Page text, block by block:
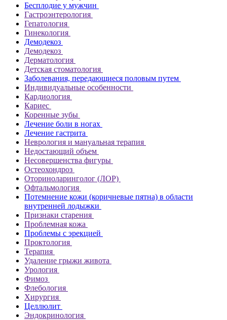
Бесплодие у мужчин
Гастроэнтерология
Гепатология
Гинекология
Демодекоз
Демодекоз
Дерматология
Детская стоматология
Заболевания, передающиеся половым путем
Индивидуальные особенности
Кардиология
Кариес
Коренные зубы
Лечение боли в ногах
Лечение гастрита
Неврология и мануальная терапия
Недостающий объем
Несовершенства фигуры
Остеохондроз
Оториноларинголог (ЛОР)
Офтальмология
Потемнение кожи (коричневые пятна) в области
внутренней лодыжки
Признаки старения
Проблемная кожа
Проблемы с эрекцией
Проктология
Терапия
Удаление грыжи живота
Урология
Фимоз
Флебология
Хирургия
Целлюлит
Эндокринология